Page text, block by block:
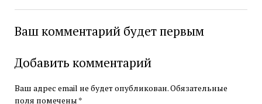
Ваш комментарий будет первым
Добавить комментарий
Ваш адрес email не будет опубликован.Обязательные
поля помечены *